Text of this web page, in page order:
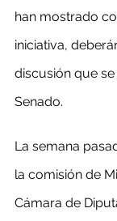
han mostrado
iniciativa,
discusión que
Senado.
La semana
la comisión de
Cámara de